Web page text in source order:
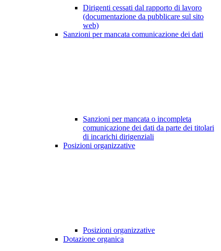
Dirigenti cessati dal rapporto di lavoro
(documentazione da pubblicare sul sito
web)
Sanzioni per mancata comunicazione dei dati
Sanzioni per mancata o incompleta
comunicazione dei dati da parte dei titolari
di incarichi dirigenziali
Posizioni organizzative
Posizioni organizzative
Dotazione organica